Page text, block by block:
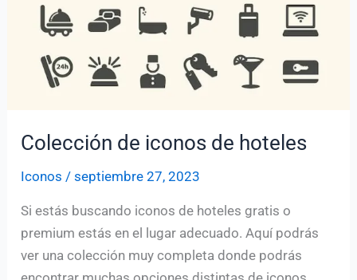
Colección de iconos de hoteles
Iconos /septiembre 27, 2023
Si estás buscando iconos de hoteles gratis o
premium estás en el lugar adecuado. Aquí podrás
ver una colección muy completa donde podrás